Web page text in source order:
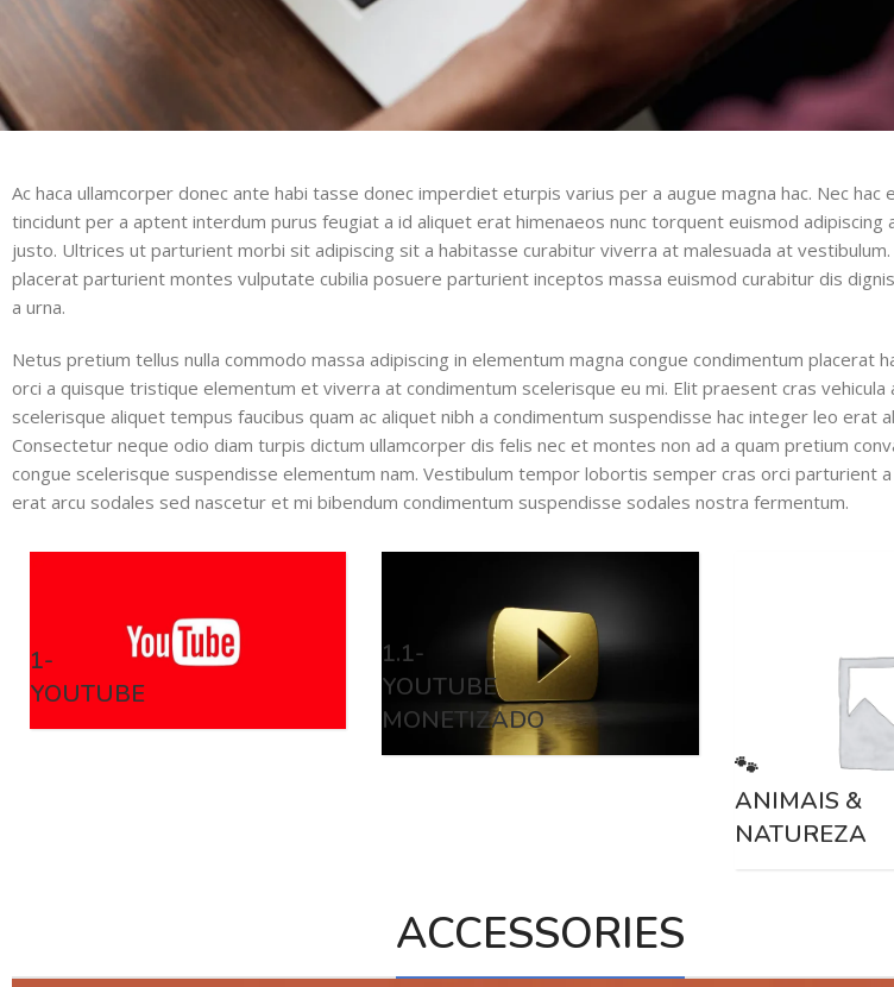
Ac haca ullamcorper donec ante habi tasse donec imperdiet eturpis varius per a augue magna hac. Nec hac
tincidunt per a aptent interdum purus feugiat a id aliquet erat himenaeos nunc torquent euismod adipiscing
justo. Ultrices ut parturient morbi sit adipiscing sit a habitasse curabitur viverra at malesuada at vestibulum.
placerat parturient montes vulputate cubilia posuere parturient inceptos massa euismod curabitur dis
a urna.
Netus pretium tellus nulla commodo massa adipiscing in elementum magna congue condimentum placerat
orci a quisque tristique elementum et viverra at condimentum scelerisque eu mi. Elit praesent cras vehicula
scelerisque aliquet tempus faucibus quam ac aliquet nibh a condimentum suspendisse hac integer leo erat
Consectetur neque odio diam turpis dictum ullamcorper dis felis nec et montes non ad a quam pretium
congue scelerisque suspendisse elementum nam. Vestibulum tempor lobortis semper cras orci parturient
erat arcu sodales sed nascetur et mi bibendum condimentum suspendisse sodales nostra fermentum.
1-
YOUTUBE
1.1-
YOUTUBE
MONETIZADO
🐾
ANIMAIS &
NATUREZA
ACCESSORIES